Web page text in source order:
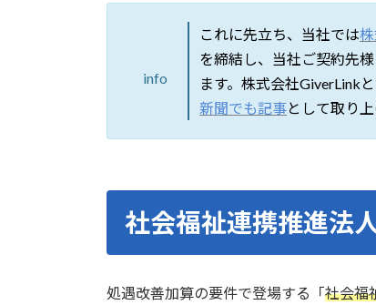
info
これに先立ち、当社では
を締結し、当社ご契約先
ます。株式会社GiverLink
新聞でも記事として取り上
社会福祉連携推進法
処遇改善加算の要件で登場する「社会福